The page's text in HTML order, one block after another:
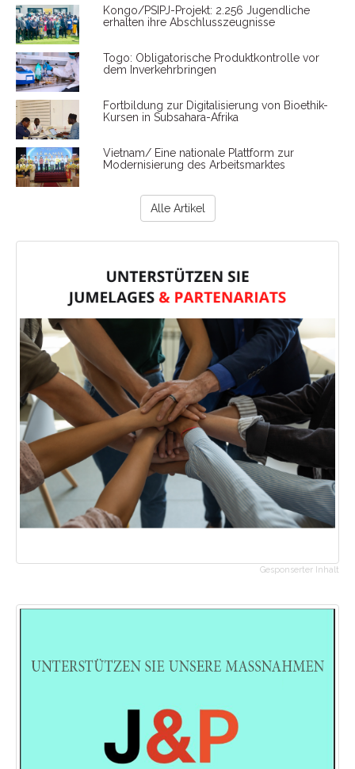
Kongo/PSIPJ-Projekt: 2.256 Jugendliche
erhalten ihre Abschlusszeugnisse
Togo: Obligatorische Produktkontrolle vor
dem Inverkehrbringen
Fortbildung zur Digitalisierung von Bioethik-
Kursen in Subsahara-Afrika
Vietnam/ Eine nationale Plattform zur
Modernisierung des Arbeitsmarktes
Alle Artikel
Gesponserter Inhalt